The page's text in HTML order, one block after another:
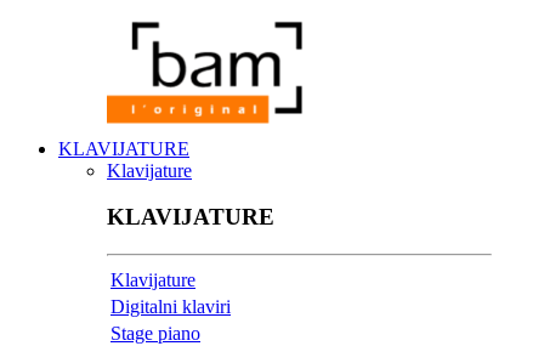
KLAVIJATURE
Klavijature
KLAVIJATURE
Klavijature
Digitalni klaviri
Stage piano